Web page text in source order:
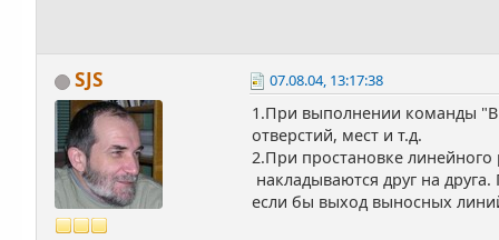
SJS 07.08.04, 13:17:38
1.При выполнении команды
отверстий, мест и т.д.
2.При простановке
накладываются друг на
если бы выход выносных